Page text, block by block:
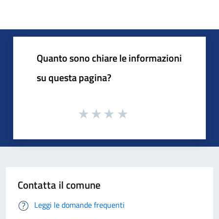
Quanto sono chiare le informazioni
su questa pagina?
Contatta il comune
Leggi le domande frequenti